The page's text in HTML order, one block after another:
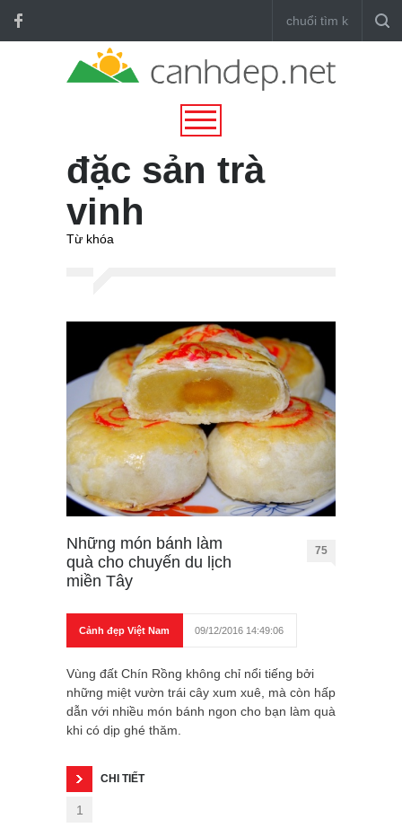
đặc sản trà
vinh
Từ khóa
Những món bánh làm
quà cho chuyến du lịch
miền Tây
75
Cảnh đẹp Việt Nam 09/12/2016 14:49:06
Vùng đất Chín Rồng không chỉ nổi tiếng bởi
những miệt vườn trái cây xum xuê, mà còn hấp
dẫn với nhiều món bánh ngon cho bạn làm quà
khi có dịp ghé thăm.
CHI TIẾT
1